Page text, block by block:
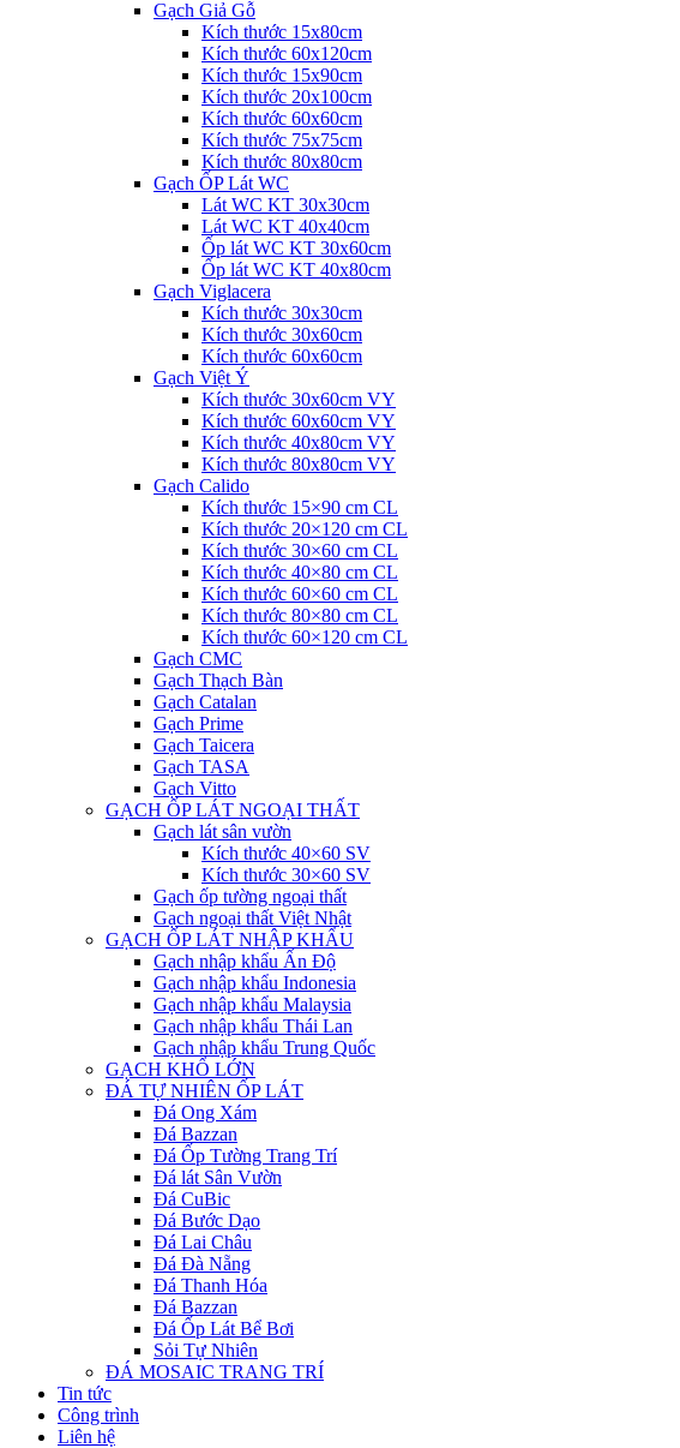
Gạch Giả Gỗ
Kích thước 15x80cm
Kích thước 60x120cm
Kích thước 15x90cm
Kích thước 20x100cm
Kích thước 60x60cm
Kích thước 75x75cm
Kích thước 80x80cm
Gạch ỐP Lát WC
Lát WC KT 30x30cm
Lát WC KT 40x40cm
Ốp lát WC KT 30x60cm
Ốp lát WC KT 40x80cm
Gạch Viglacera
Kích thước 30x30cm
Kích thước 30x60cm
Kích thước 60x60cm
Gạch Việt Ý
Kích thước 30x60cm VY
Kích thước 60x60cm VY
Kích thước 40x80cm VY
Kích thước 80x80cm VY
Gạch Calido
Kích thước 15×90 cm CL
Kích thước 20×120 cm CL
Kích thước 30×60 cm CL
Kích thước 40×80 cm CL
Kích thước 60×60 cm CL
Kích thước 80×80 cm CL
Kích thước 60×120 cm CL
Gạch CMC
Gạch Thạch Bàn
Gạch Catalan
Gạch Prime
Gạch Taicera
Gạch TASA
Gạch Vitto
GẠCH ỐP LÁT NGOẠI THẤT
Gạch lát sân vườn
Kích thước 40×60 SV
Kích thước 30×60 SV
Gạch ốp tường ngoại thất
Gạch ngoại thất Việt Nhật
GẠCH ỐP LÁT NHẬP KHẨU
Gạch nhập khẩu Ấn Độ
Gạch nhập khẩu Indonesia
Gạch nhập khẩu Malaysia
Gạch nhập khẩu Thái Lan
Gạch nhập khẩu Trung Quốc
GẠCH KHỔ LỚN
ĐÁ TỰ NHIÊN ỐP LÁT
Đá Ong Xám
Đá Bazzan
Đá Ốp Tường Trang Trí
Đá lát Sân Vườn
Đá CuBic
Đá Bước Dạo
Đá Lai Châu
Đá Đà Nẵng
Đá Thanh Hóa
Đá Bazzan
Đá Ốp Lát Bể Bơi
Sỏi Tự Nhiên
ĐÁ MOSAIC TRANG TRÍ
Tin tức
Công trình
Liên hệ